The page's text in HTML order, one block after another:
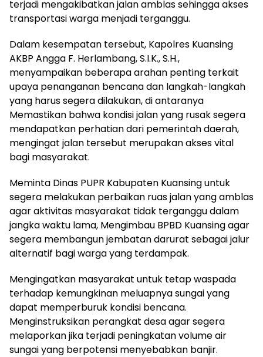
terjadi mengakibatkan jalan amblas sehingga akses
transportasi warga menjadi terganggu.
Dalam kesempatan tersebut, Kapolres Kuansing
AKBP Angga F. Herlambang, S.I.K., S.H.,
menyampaikan beberapa arahan penting terkait
upaya penanganan bencana dan langkah-langkah
yang harus segera dilakukan, di antaranya
Memastikan bahwa kondisi jalan yang rusak segera
mendapatkan perhatian dari pemerintah daerah,
mengingat jalan tersebut merupakan akses vital
bagi masyarakat.
Meminta Dinas PUPR Kabupaten Kuansing untuk
segera melakukan perbaikan ruas jalan yang amblas
agar aktivitas masyarakat tidak terganggu dalam
jangka waktu lama, Mengimbau BPBD Kuansing agar
segera membangun jembatan darurat sebagai jalur
alternatif bagi warga yang terdampak.
Mengingatkan masyarakat untuk tetap waspada
terhadap kemungkinan meluapnya sungai yang
dapat memperburuk kondisi bencana.
Menginstruksikan perangkat desa agar segera
melaporkan jika terjadi peningkatan volume air
sungai yang berpotensi menyebabkan banjir.